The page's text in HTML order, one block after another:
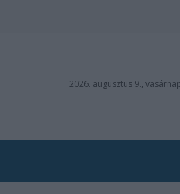
2026. augusztus 9.,